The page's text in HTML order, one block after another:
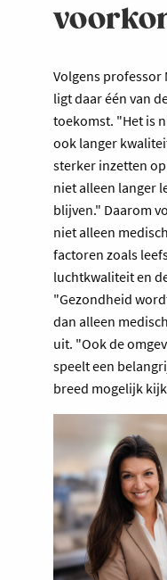
Volgens professor
ligt daar één van
toekomst. "Het is
ook langer
sterker inzetten
niet alleen langer
blijven." Daarom
niet alleen
factoren zoals
luchtkwaliteit en
"Gezondheid
dan alleen
uit. "Ook de
speelt een
breed mogelijk